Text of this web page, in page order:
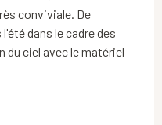
conviviale. De
dans le cadre des
ciel avec le matériel